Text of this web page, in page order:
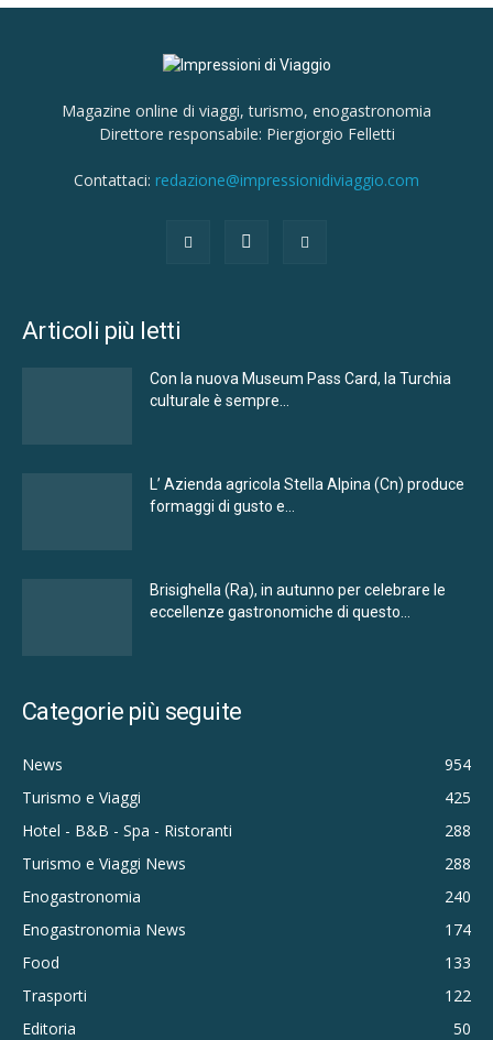
Magazine online di viaggi, turismo, enogastronomia
Direttore responsabile: Piergiorgio Felletti
Contattaci: redazione@impressionidiviaggio.com
Articoli più letti
Con la nuova Museum Pass Card, la Turchia
culturale è sempre...
L’ Azienda agricola Stella Alpina (Cn) produce
formaggi di gusto e...
Brisighella (Ra), in autunno per celebrare le
eccellenze gastronomiche di questo...
Categorie più seguite
News
954
Turismo e Viaggi
425
Hotel - B&B - Spa - Ristoranti
288
Turismo e Viaggi News
288
Enogastronomia
240
Enogastronomia News
174
Food
133
Trasporti
122
Editoria
50